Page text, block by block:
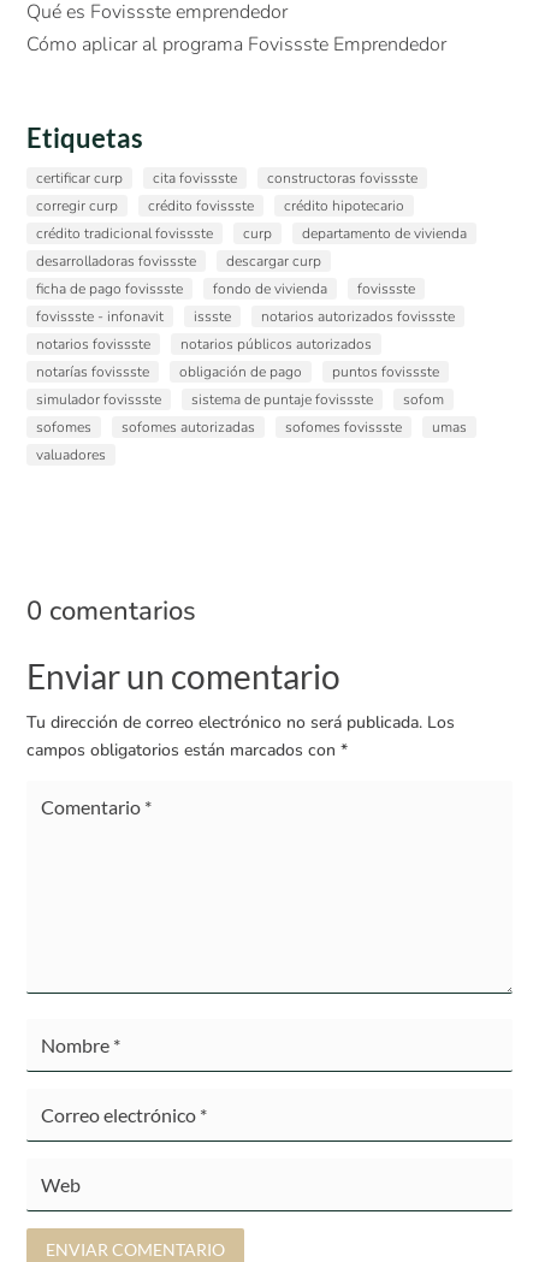
Qué es Fovissste emprendedor
Cómo aplicar al programa Fovissste Emprendedor
Etiquetas
certificar curp cita fovissste
constructoras fovissste
corregir curp
crédito fovissste
crédito hipotecario
crédito tradicional fovissste
curp
departamento de vivienda
desarrolladoras fovissste
descargar curp
ficha de pago fovissste
fondo de vivienda
fovissste
fovissste - infonavit
issste
notarios autorizados fovissste
notarios fovissste
notarios públicos autorizados
notarías fovissste
obligación de pago
puntos fovissste
simulador fovissste
sistema de puntaje fovissste
sofom
sofomes
sofomes autorizadas sofomes fovissste
umas
valuadores
0 comentarios
Enviar un comentario
Tu dirección de correo electrónico no será publicada. Los
campos obligatorios están marcados con*
ENVIAR COMENTARIO